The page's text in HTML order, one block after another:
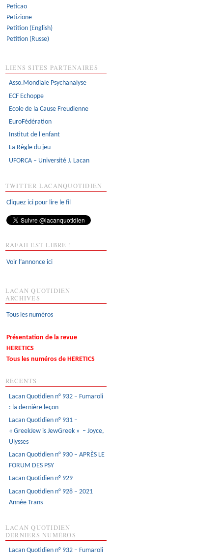
Peticao
Petizione
Petition (English)
Petition (Russe)
LIENS SITES PARTENAIRES
Asso.Mondiale Psychanalyse
ECF Echoppe
Ecole de la Cause Freudienne
EuroFédération
Institut de l'enfant
La Règle du jeu
UFORCA – Université J. Lacan
TWITTER LACANQUOTIDIEN
Cliquez ici pour lire le fil
RAFAH EST LIBRE !
Voir l’annonce ici
LACAN QUOTIDIEN
ARCHIVES
Tous les numéros
Présentation de la revue
HERETICS
Tous les numéros de HERETICS
RÉCENTS
Lacan Quotidien n° 932 – Fumaroli
: la dernière leçon
Lacan Quotidien n° 931 –
« GreekJew is JewGreek » – Joyce,
Ulysses
Lacan Quotidien n° 930 – APRÈS LE
FORUM DES PSY
Lacan Quotidien n° 929
Lacan Quotidien n° 928 – 2021
Année Trans
LACAN QUOTIDIEN
DERNIERS NUMÉROS
Lacan Quotidien n° 932 – Fumaroli